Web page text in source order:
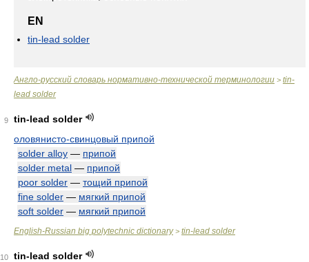
EN
tin-lead solder
Англо-русский словарь нормативно-технической терминологии > tin-
lead solder
9
tin-lead solder
оловянисто-свинцовый припой
solder alloy — припой
solder metal — припой
poor solder — тощий припой
fine solder — мягкий припой
soft solder — мягкий припой
English-Russian big polytechnic dictionary> tin-lead solder
10
tin-lead solder